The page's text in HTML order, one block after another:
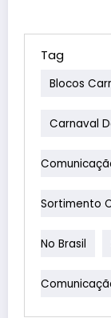
Tag
Blocos
Carnaval
Sortimento
No Brasil